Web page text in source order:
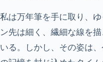
私は万年筆を手に取り、
ン先は細く、繊細な線を
いる。しかし、その姿は